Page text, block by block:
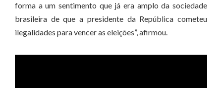
forma a um sentimento que já era amplo da sociedade
brasileira de que a presidente da República cometeu
ilegalidades para vencer as eleições”, afirmou.